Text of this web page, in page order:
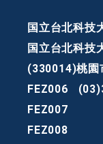
国立台北科技
国立台北科技
(330014)桃園
FEZ006
FEZ007
FEZ008